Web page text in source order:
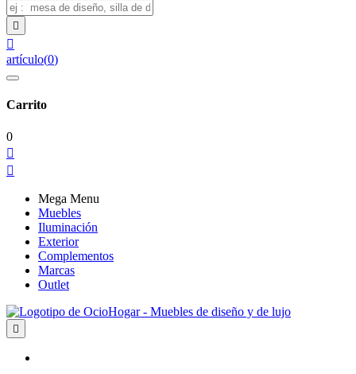


artículo(0)
Carrito
0


Mega Menu
Muebles
Iluminación
Exterior
Complementos
Marcas
Outlet
